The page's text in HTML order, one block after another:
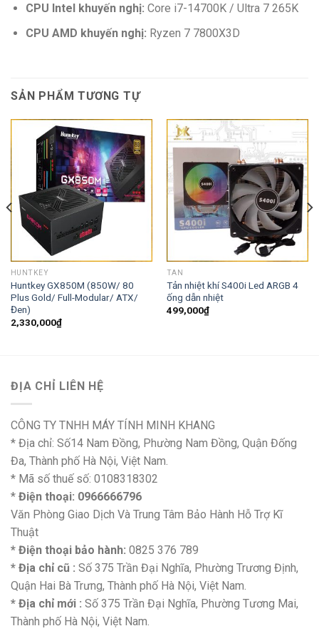
CPU Intel khuyến nghị: Core i7-14700K / Ultra 7 265K
CPU AMD khuyến nghị: Ryzen 7 7800X3D
SẢN PHẨM TƯƠNG TỰ
HUNTKEY
Huntkey GX850M (850W/ 80
Plus Gold/ Full-Modular/ ATX/
Đen)
2,330,000₫
TAN
Tản nhiệt khí S400i Led ARGB 4
ống dẫn nhiệt
499,000₫
ĐỊA CHỈ LIÊN HỆ
CÔNG TY TNHH MÁY TÍNH MINH KHANG
* Địa chỉ: Số14 Nam Đồng, Phường Nam Đồng, Quận Đống
Đa, Thành phố Hà Nội, Việt Nam.
* Mã số thuế số: 0108318302
* Điện thoại: 0966666796
Văn Phòng Giao Dịch Và Trung Tâm Bảo Hành Hỗ Trợ Kĩ
Thuật
* Điện thoại bảo hành: 0825 376 789
* Địa chỉ cũ : Số 375 Trần Đại Nghĩa, Phường Trương Định,
Quận Hai Bà Trưng, Thành phố Hà Nội, Việt Nam.
* Địa chỉ mới : Số 375 Trần Đại Nghĩa, Phường Tương Mai,
Thành phố Hà Nội, Việt Nam.